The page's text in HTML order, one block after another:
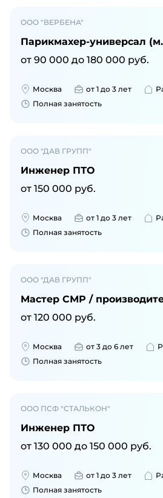
ООО "ВЕРБЕНА"
Парикмахер-универсал
от 90 000 до 180 000 руб.
Москва от 1 до 3 лет
Полная занятость
ООО "ДАВ ГРУПП"
Инженер ПТО
от 150 000 руб.
Москва от 1 до 3 лет
Полная занятость
ООО "ДАВ ГРУПП"
Мастер СМР /
от 120 000 руб.
Москва от 3 до 6 лет
Полная занятость
ООО ПСФ "СТАЛЬКОН"
Инженер ПТО
от 130 000 до 150 000 руб.
Москва от 1 до 3 лет
Полная занятость